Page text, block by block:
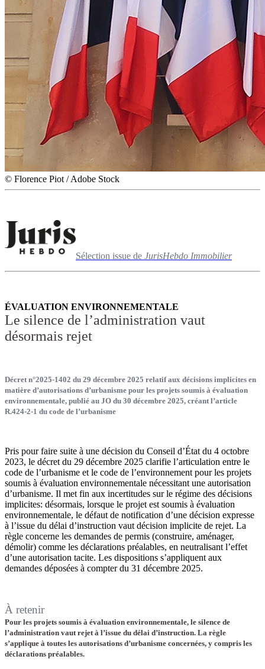
© Florence Piot / Adobe Stock
Sélection issue de JurisHebdo Immobilier
ÉVALUATION ENVIRONNEMENTALE
Le silence de l’administration vaut
désormais rejet
Décret n°2025-1402 du 29 décembre 2025 relatif aux décisions implicites en
matière d’autorisations d’urbanisme pour les projets soumis à évaluation
environnementale, publié au JO du 30 décembre 2025, créant l’article
R.424-2-1 du code de l’urbanisme
Pris pour faire suite à une décision du Conseil d’État du 4 octobre
2023, le décret du 29 décembre 2025 clarifie l’articulation entre le
code de l’urbanisme et le code de l’environnement pour les projets
soumis à évaluation environnementale nécessitant une autorisation
d’urbanisme. Il met fin aux incertitudes sur le régime des décisions
implicites: désormais, lorsque le projet est soumis à évaluation
environnementale, le défaut de notification d’une décision expresse
à l’issue du délai d’instruction vaut décision implicite de rejet. La
règle concerne les demandes de permis (construire, aménager,
démolir) comme les déclarations préalables, en neutralisant l’effet
d’une autorisation tacite. Les dispositions s’appliquent aux
demandes déposées à compter du 31 décembre 2025.
À retenir
Pour les projets soumis à évaluation environnementale, le silence de
l’administration vaut rejet à l’issue du délai d’instruction. La règle
s’applique à toutes les autorisations d’urbanisme concernées, y compris les
déclarations préalables.